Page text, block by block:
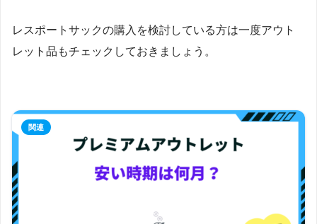
レスポートサックの購入を検討している方は一度アウト
レット品もチェックしておきましょう。